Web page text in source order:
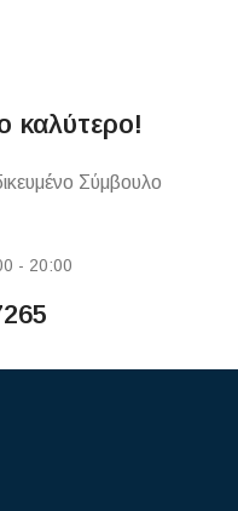
καλύτερο!
Σύμβουλο
- 20:00